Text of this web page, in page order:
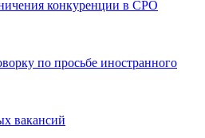
конкуренции в СРО
по просьбе иностранного
вакансий